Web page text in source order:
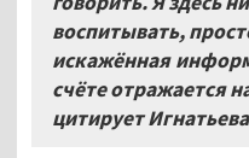
воспитывать,
искажённая
счёте отражается
цитирует